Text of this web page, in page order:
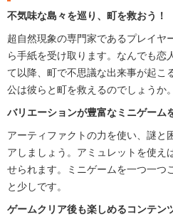
不気味な島々を巡り、町を救おう！
超自然現象の専門家であるプレイヤ
ら手紙を受け取ります。なんでも恋
て以降、町で不思議な出来事が起こ
公は彼らと町を救えるのでしょうか。
バリエーションが豊富なミニゲーム
アーティファクトの力を使い、謎と
アしましょう。アミュレットを使え
せられます。ミニゲームを一つ一つ
と少しです。
ゲームクリア後も楽しめるコンテン